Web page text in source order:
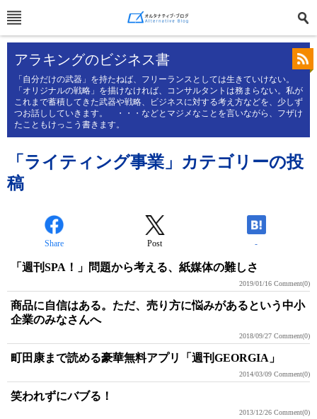
アラキングのビジネス書
「自分だけの武器」を持たねば、フリーランスとしては生きていけない。
「オリジナルの戦略」を描けなければ、コンサルタントは務まらない。私が
これまで蓄積してきた武器や戦略、ビジネスに対する考え方などを、少しず
つお話ししていきます。 ・・・などとマジメなことを言いながら、フザけ
たこともけっこう書きます。
「ライティング事業」カテゴリーの投
稿
Share Post -
「週刊SPA！」問題から考える、紙媒体の難しさ
2019/01/16 Comment(0)
商品に自信はある。ただ、売り方に悩みがあるという中小
企業のみなさんへ
2018/09/27 Comment(0)
町田康まで読める豪華無料アプリ「週刊GEORGIA」
2014/03/09 Comment(0)
笑われずにバブる！
2013/12/26 Comment(0)